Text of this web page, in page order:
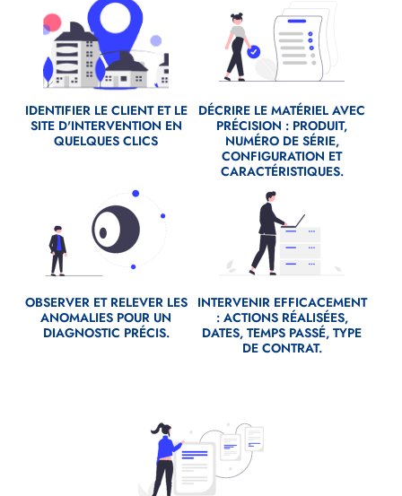
source
IDENTIFIER LE CLIENT ET LE
SITE D'INTERVENTION EN
QUELQUES CLICS
source
DÉCRIRE LE MATÉRIEL AVEC
PRÉCISION : PRODUIT,
NUMÉRO DE SÉRIE,
CONFIGURATION ET
CARACTÉRISTIQUES.
OBSERVER ET RELEVER LES
ANOMALIES POUR UN
DIAGNOSTIC PRÉCIS.
INTERVENIR EFFICACEMENT
: ACTIONS RÉALISÉES,
DATES, TEMPS PASSÉ, TYPE
DE CONTRAT.
source